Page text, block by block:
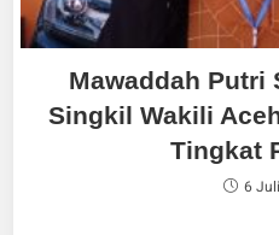
Mawaddah Putri
Singkil Wakili
Tingkat
6